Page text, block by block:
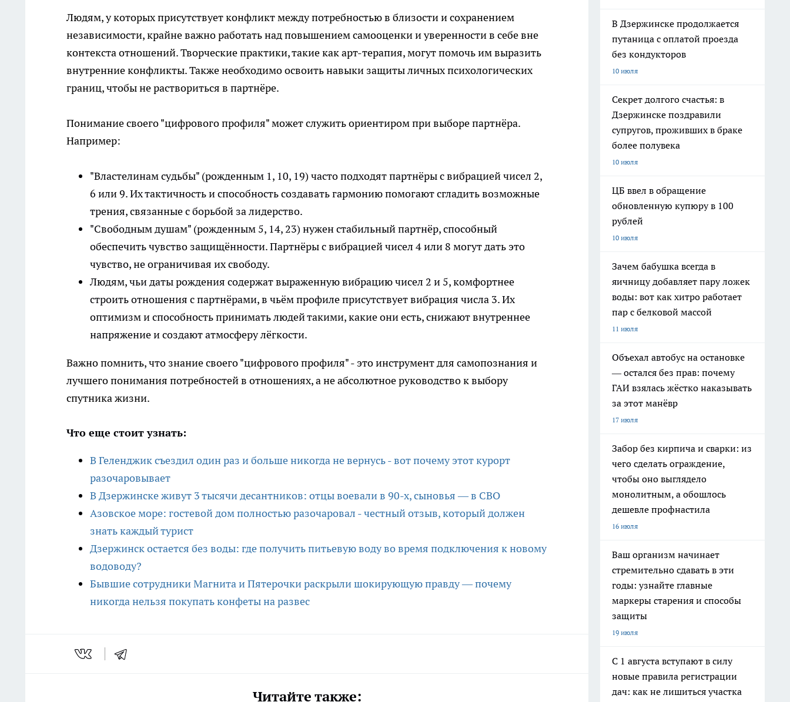
Людям, у которых присутствует конфликт между потребностью в близости и сохранением
независимости, крайне важно работать над повышением самооценки и уверенности в себе вне
контекста отношений. Творческие практики, такие как арт-терапия, могут помочь им выразить
внутренние конфликты. Также необходимо освоить навыки защиты личных психологических
границ, чтобы не раствориться в партнёре.
Понимание своего "цифрового профиля" может служить ориентиром при выборе партнёра.
Например:
"Властелинам судьбы" (рожденным 1, 10, 19) часто подходят партнёры с вибрацией чисел 2,
6 или 9. Их тактичность и способность создавать гармонию помогают сгладить возможные
трения, связанные с борьбой за лидерство.
"Свободным душам" (рожденным 5, 14, 23) нужен стабильный партнёр, способный
обеспечить чувство защищённости. Партнёры с вибрацией чисел 4 или 8 могут дать это
чувство, не ограничивая их свободу.
Людям, чьи даты рождения содержат выраженную вибрацию чисел 2 и 5, комфортнее
строить отношения с партнёрами, в чьём профиле присутствует вибрация числа 3. Их
оптимизм и способность принимать людей такими, какие они есть, снижают внутреннее
напряжение и создают атмосферу лёгкости.
Важно помнить, что знание своего "цифрового профиля" - это инструмент для самопознания и
лучшего понимания потребностей в отношениях, а не абсолютное руководство к выбору
спутника жизни.
Что еще стоит узнать:
В Геленджик съездил один раз и больше никогда не вернусь - вот почему этот курорт
разочаровывает
В Дзержинске живут 3 тысячи десантников: отцы воевали в 90-х, сыновья — в СВО
Азовское море: гостевой дом полностью разочаровал - честный отзыв, который должен
знать каждый турист
Дзержинск остается без воды: где получить питьевую воду во время подключения к новому
водоводу?
Бывшие сотрудники Магнита и Пятерочки раскрыли шокирующую правду — почему
никогда нельзя покупать конфеты на развес
Читайте также:
В Дзержинске продолжается
путаница с оплатой проезда
без кондукторов
10 июля
Секрет долгого счастья: в
Дзержинске поздравили
супругов, проживших в браке
более полувека
10 июля
ЦБ ввел в обращение
обновленную купюру в 100
рублей
10 июля
Зачем бабушка всегда в
яичницу добавляет пару ложек
воды: вот как хитро работает
пар с белковой массой
11 июля
Объехал автобус на остановке
— остался без прав: почему
ГАИ взялась жёстко наказывать
за этот манёвр
17 июля
Забор без кирпича и сварки: из
чего сделать ограждение,
чтобы оно выглядело
монолитным, а обошлось
дешевле профнастила
16 июля
Ваш организм начинает
стремительно сдавать в эти
годы: узнайте главные
маркеры старения и способы
защиты
19 июля
С 1 августа вступают в силу
новые правила регистрации
дач: как не лишиться участка